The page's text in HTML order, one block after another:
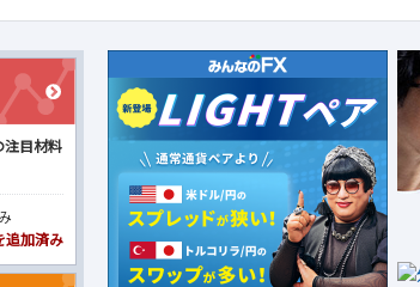
注目材料
追加済み